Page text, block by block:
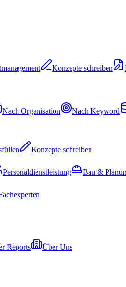
Konzepte schreiben
Nach Organisation Nach Keyword
Konzepte schreiben
Personaldienstleistung Bau &
Reports
Über Uns